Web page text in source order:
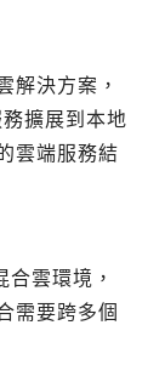
解決方案，
擴展到本地
雲端服務結
合雲環境，
需要跨多個